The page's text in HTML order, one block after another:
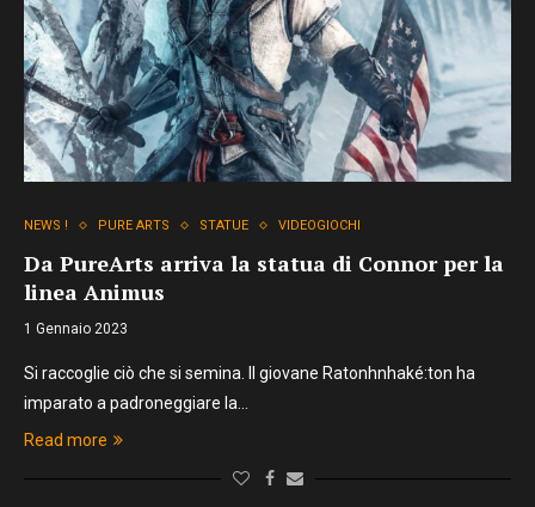
NEWS ! PURE ARTS STATUE VIDEOGIOCHI
Da PureArts arriva la statua di Connor per la
linea Animus
1 Gennaio 2023
Si raccoglie ciò che si semina. Il giovane Ratonhnhaké:ton ha
imparato a padroneggiare la…
Read more